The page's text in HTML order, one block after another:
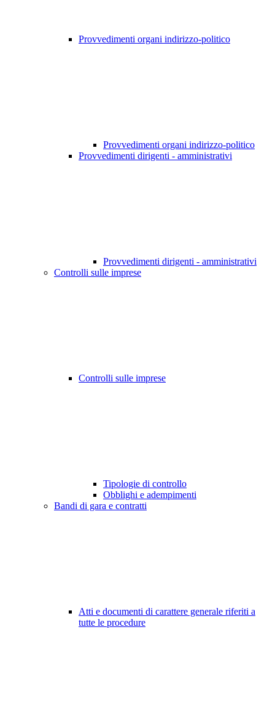
Provvedimenti organi indirizzo-politico
Provvedimenti organi indirizzo-politico
Provvedimenti dirigenti - amministrativi
Provvedimenti dirigenti - amministrativi
Controlli sulle imprese
Controlli sulle imprese
Tipologie di controllo
Obblighi e adempimenti
Bandi di gara e contratti
Atti e documenti di carattere generale riferiti a
tutte le procedure